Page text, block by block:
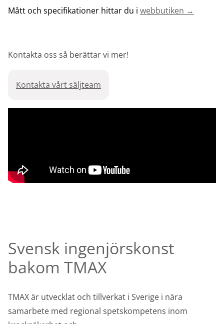
Mått och specifikationer hittar du i webbutiken →
Kontakta oss så berättar vi mer!
Kontakta vårt säljteam
Svensk ingenjörskonst
bakom TMAX
TMAX är utvecklat och tillverkat i Sverige i nära
samarbete med regional spetskompetens inom